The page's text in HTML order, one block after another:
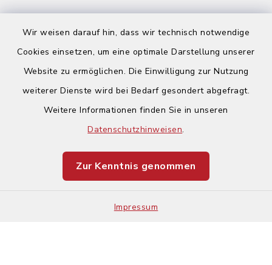
Wir weisen darauf hin, dass wir technisch notwendige
Cookies einsetzen, um eine optimale Darstellung unserer
Website zu ermöglichen. Die Einwilligung zur Nutzung
weiterer Dienste wird bei Bedarf gesondert abgefragt.
Weitere Informationen finden Sie in unseren
Datenschutzhinweisen.
Zur Kenntnis genommen
Impressum
Barrierefreiheit
Impressum
Sitemap